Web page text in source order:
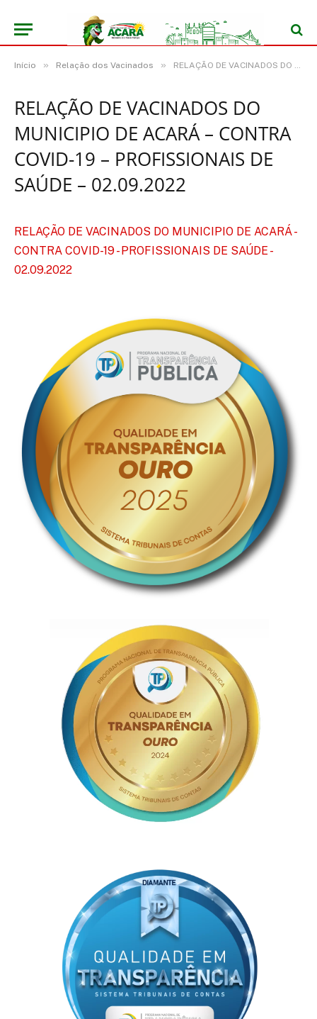
Início » Relação dos Vacinados » RELAÇÃO DE VACINADOS DO MUNICIPIO DE ACARÁ – CONTRA COVID-19 – PROFISSIONAIS DE SAÚDE – 02.09.2022
RELAÇÃO DE VACINADOS DO
MUNICIPIO DE ACARÁ – CONTRA
COVID-19 – PROFISSIONAIS DE
SAÚDE – 02.09.2022
RELAÇÃO DE VACINADOS DO MUNICIPIO DE ACARÁ -
CONTRA COVID-19 - PROFISSIONAIS DE SAÚDE -
02.09.2022